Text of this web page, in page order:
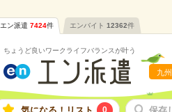
エン派遣 7424件 エンバイト 12362件
ちょうど良いワークライフバランスが叶う
九
0